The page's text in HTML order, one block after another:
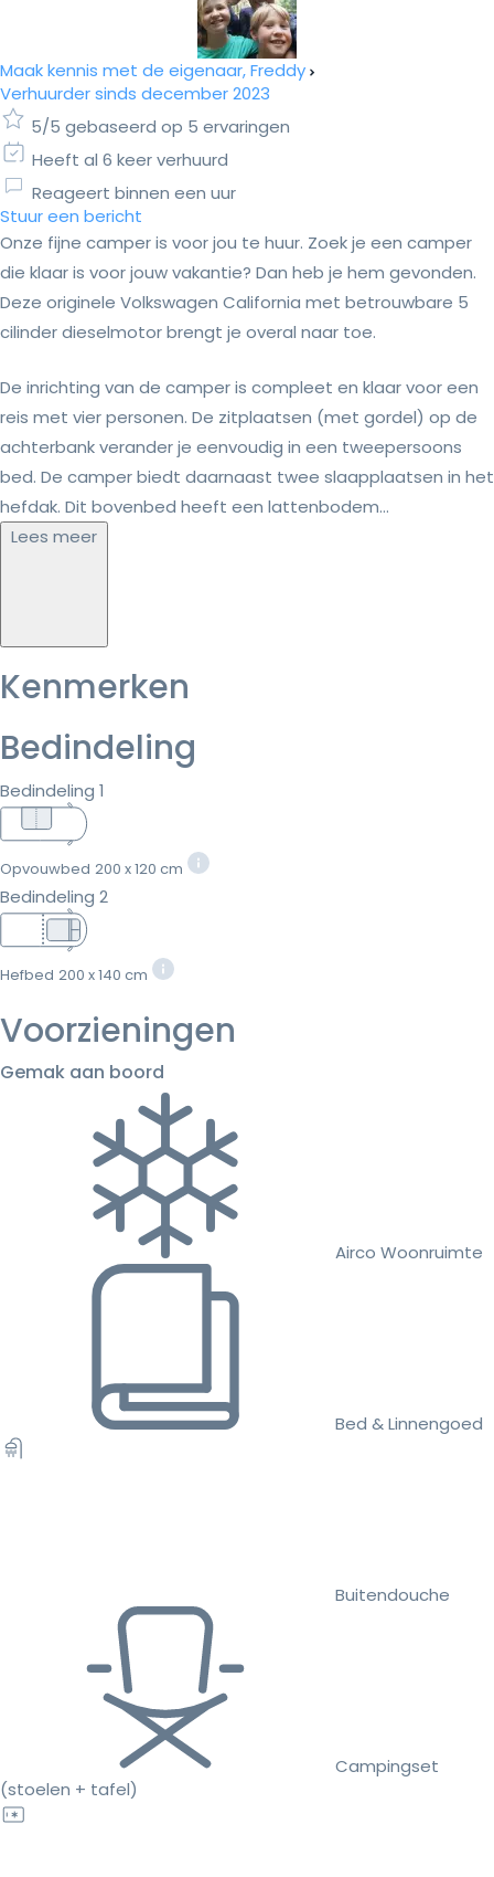
Maak kennis met de eigenaar, Freddy
Verhuurder sinds december 2023
5/5 gebaseerd op 5 ervaringen
Heeft al 6 keer verhuurd
Reageert binnen een uur
Stuur een bericht
Onze fijne camper is voor jou te huur. Zoek je een camper
die klaar is voor jouw vakantie? Dan heb je hem gevonden.
Deze originele Volkswagen California met betrouwbare 5
cilinder dieselmotor brengt je overal naar toe.
De inrichting van de camper is compleet en klaar voor een
reis met vier personen. De zitplaatsen (met gordel) op de
achterbank verander je eenvoudig in een tweepersoons
bed. De camper biedt daarnaast twee slaapplaatsen in het
hefdak. Dit bovenbed heeft een lattenbodem...
Lees meer
Kenmerken
Bedindeling
Bedindeling 1
Opvouwbed 200 x 120 cm
Bedindeling 2
Hefbed 200 x 140 cm
Voorzieningen
Gemak aan boord
Airco Woonruimte
Bed & Linnengoed
Buitendouche
Campingset
(stoelen + tafel)